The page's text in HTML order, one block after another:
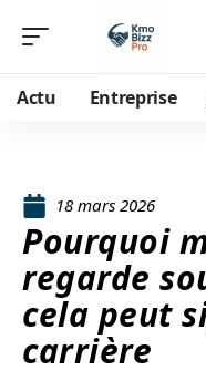
Actu Entreprise
18 mars 2026
Pourquoi
regarde
cela peut
carrière